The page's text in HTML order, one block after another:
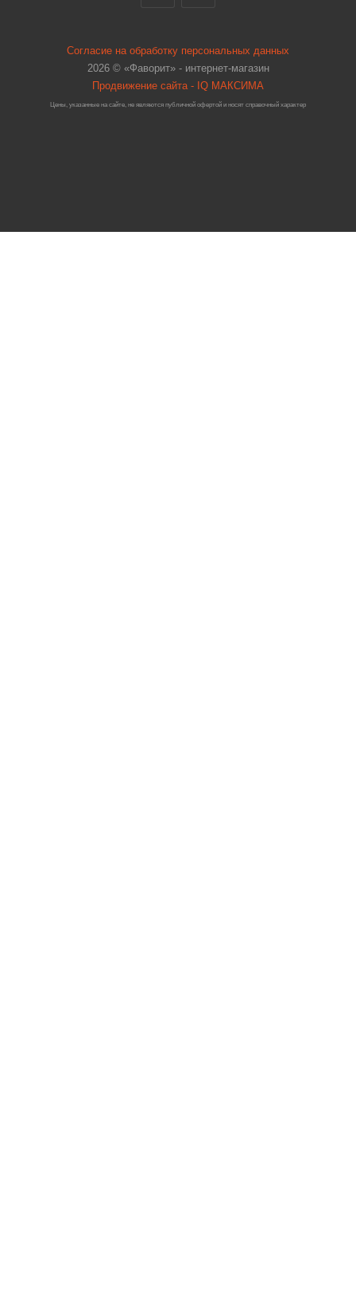
Согласие на обработку персональных данных
2026 © «Фаворит» - интернет-магазин
Продвижение сайта - IQ МАКСИМА
Цены, указанные на сайте, не являются публичной офертой и носят справочный характер